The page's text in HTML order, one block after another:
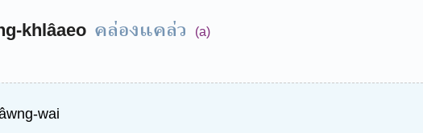
khlâaeo คล่องแคล่ว (a)
wai